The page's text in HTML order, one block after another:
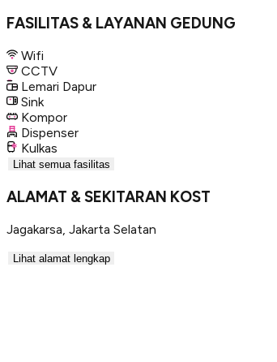
FASILITAS & LAYANAN GEDUNG
Wifi
CCTV
Lemari Dapur
Sink
Kompor
Dispenser
Kulkas
Lihat semua fasilitas
ALAMAT & SEKITARAN KOST
Jagakarsa Jakarta Selatan
Lihat alamat lengkap